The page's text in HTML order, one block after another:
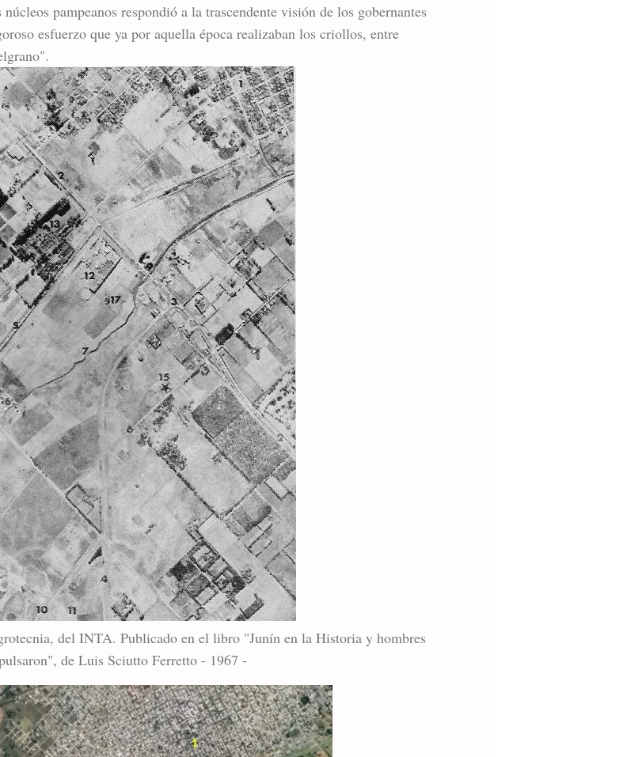
pampeanos respondió a la trascendente visión de los gobernantes
esfuerzo que ya por aquella época realizaban los criollos, entre
del INTA. Publicado en el libro "Junín en la Historia y hombres
de Luis Sciutto Ferretto - 1967 -